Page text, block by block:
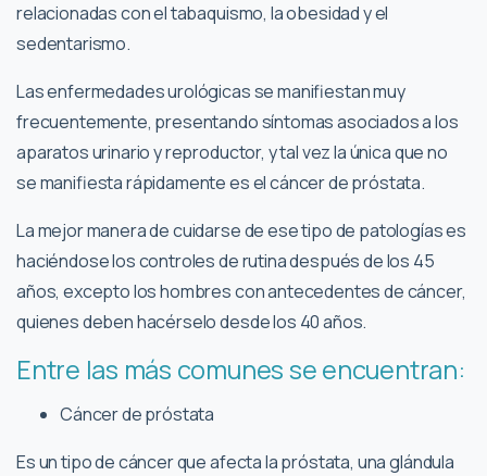
relacionadas con el tabaquismo, la obesidad y el
sedentarismo.
Las enfermedades urológicas se manifiestan muy
frecuentemente, presentando síntomas asociados a los
aparatos urinario y reproductor, y tal vez la única que no
se manifiesta rápidamente es el cáncer de próstata.
La mejor manera de cuidarse de ese tipo de patologías es
haciéndose los controles de rutina después de los 45
años, excepto los hombres con antecedentes de cáncer,
quienes deben hacérselo desde los 40 años.
Entre las más comunes se encuentran:
Cáncer de próstata
Es un tipo de cáncer que afecta la próstata, una glándula